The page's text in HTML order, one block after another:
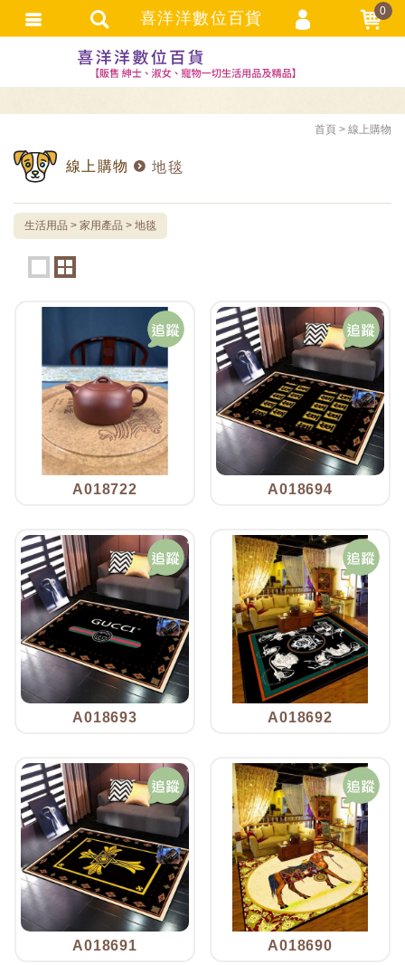
首頁 線上購物
線上購物 地毯
生活用品 家用產品 地毯
A018722 A018694
A018693 A018692
A018691 A018690
喜洋洋數位百貨 0
選購者登入
選購者註冊
訂單查詢